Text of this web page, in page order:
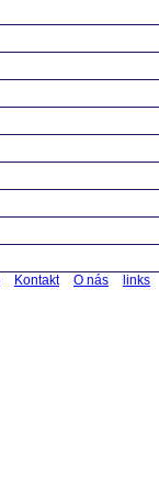
Kontakt O nás links